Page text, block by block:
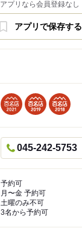
アプリなら会員登録なし
アプリで保存する
045-242-5753
予約可
月〜金 予約可
土曜のみ不可
3名から予約可